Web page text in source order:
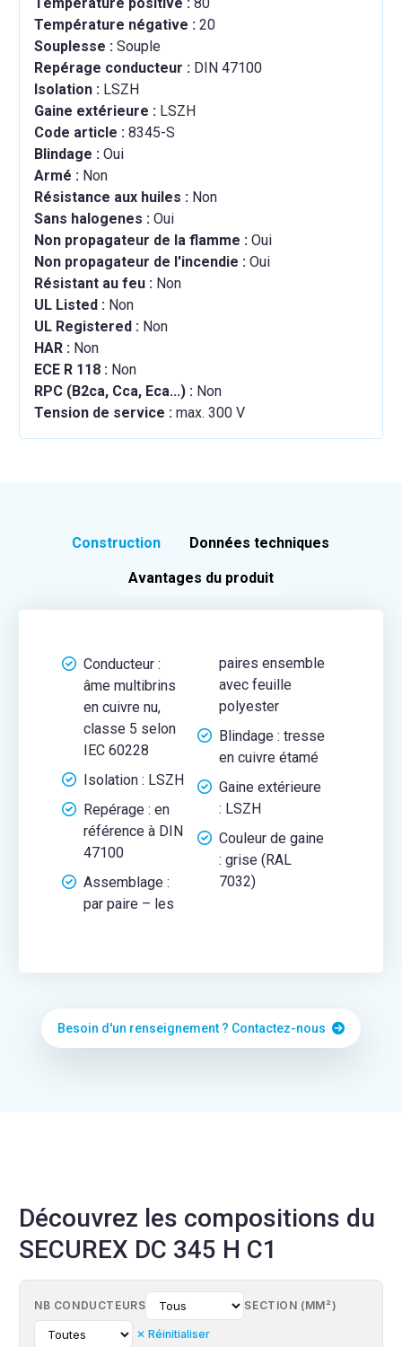
Température positive : 80
Température négative : 20
Souplesse : Souple
Repérage conducteur : DIN 47100
Isolation : LSZH
Gaine extérieure : LSZH
Code article : 8345-S
Blindage : Oui
Armé : Non
Résistance aux huiles : Non
Sans halogenes : Oui
Non propagateur de la flamme : Oui
Non propagateur de l'incendie : Oui
Résistant au feu : Non
UL Listed : Non
UL Registered : Non
HAR : Non
ECE R 118 : Non
RPC (B2ca, Cca, Eca...) : Non
Tension de service : max. 300 V
Construction Données techniques
Avantages du produit
Conducteur :
âme multibrins
en cuivre nu,
classe 5 selon
IEC 60228
Isolation : LSZH
Repérage : en
référence à DIN
47100
Assemblage :
par paire – les
paires ensemble
avec feuille
polyester
Blindage : tresse
en cuivre étamé
Gaine extérieure
: LSZH
Couleur de gaine
: grise (RAL
7032)
Besoin d'un renseignement ? Contactez-nous
Découvrez les compositions du
SECUREX DC 345 H C1
NB CONDUCTEURS SECTION (MM²)
✕ Réinitialiser